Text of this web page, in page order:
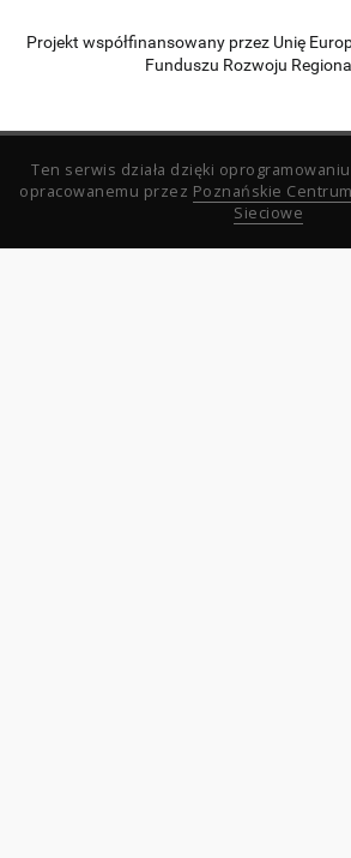
Projekt współfinansowany przez Unię
Funduszu Rozwoju
Ten serwis działa dzięki oprogramowaniu
opracowanemu przez Poznańskie
Sieciowe